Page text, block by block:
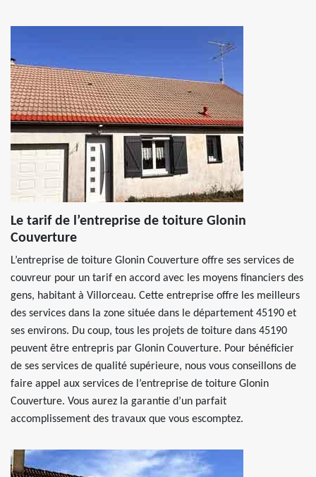
Le tarif de l’entreprise de toiture Glonin
Couverture
L’entreprise de toiture Glonin Couverture offre ses services de
couvreur pour un tarif en accord avec les moyens financiers des
gens, habitant à Villorceau. Cette entreprise offre les meilleurs
des services dans la zone située dans le département 45190 et
ses environs. Du coup, tous les projets de toiture dans 45190
peuvent être entrepris par Glonin Couverture. Pour bénéficier
de ses services de qualité supérieure, nous vous conseillons de
faire appel aux services de l’entreprise de toiture Glonin
Couverture. Vous aurez la garantie d’un parfait
accomplissement des travaux que vous escomptez.